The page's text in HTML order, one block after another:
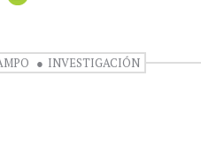
INVESTIGACIÓN